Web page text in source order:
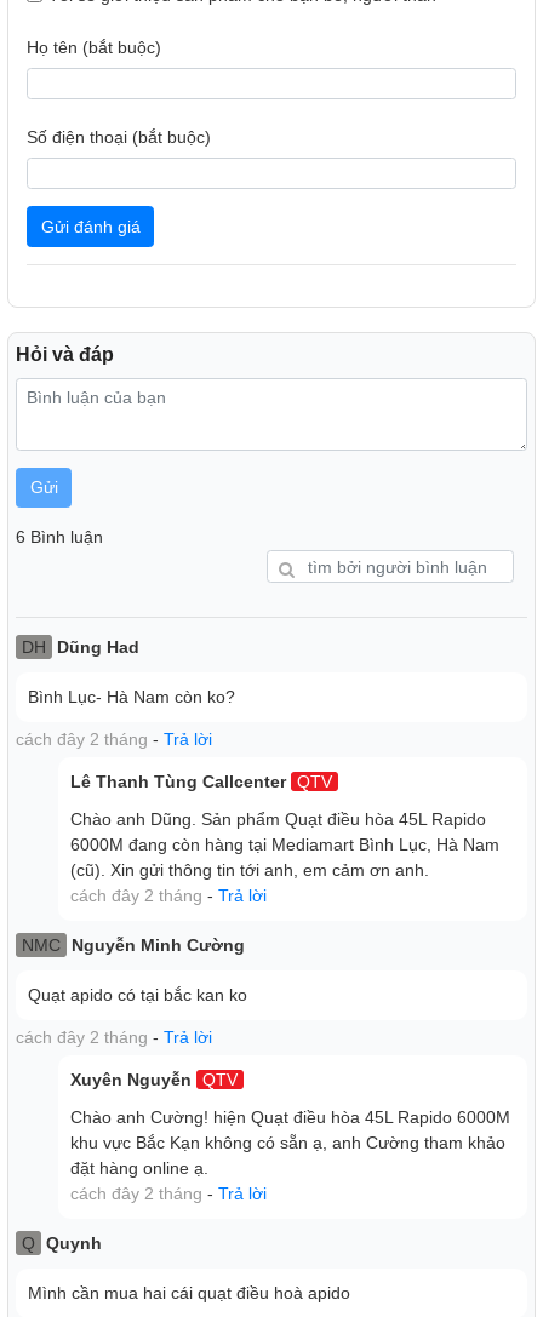
Chế độ ion lọc không khí cho không gian sử dụng quạt
trong lành hơn
Thiết kế chắc chắn, hiện đại tô điểm cho không gian thêm
sang trọng
Dung tích bình chứa nước lớn tới 45 lít, sử dụng chế độ
làm mát hơi nước liên tục tới 20 tiếng, tiện lợi cho suốt
ngày dài
Quạt có thang hiển thị mực nước tiện quan sát, thiết kế cửa
châm nước bên trên thật dễ thao tác khi cần.
Họ tên (bắt buộc)
Số điện thoại (bắt buộc)
Gửi đánh giá
Hỏi và đáp
Gửi
6 Bình luận
DH Dũng Had
Bình Lục- Hà Nam còn ko?
cách đây 2 tháng - Trả lời
Lê Thanh Tùng Callcenter QTV
Chào anh Dũng. Sản phẩm Quạt điều hòa 45L Rapido
6000M đang còn hàng tại Mediamart Bình Lục, Hà Nam
(cũ). Xin gửi thông tin tới anh, em cảm ơn anh.
cách đây 2 tháng - Trả lời
NMC Nguyễn Minh Cường
Quạt apido có tại bắc kan ko
cách đây 2 tháng - Trả lời
Xuyên Nguyễn
QTV
Chào anh Cường! hiện Quạt điều hòa 45L Rapido 6000M
khu vực Bắc Kạn không có sẵn ạ, anh Cường tham khảo
đặt hàng online ạ.
cách đây 2 tháng - Trả lời
Q Quynh
Mình cần mua hai cái quạt điều hoà apido